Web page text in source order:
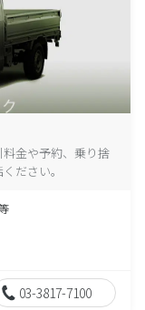
金や予約、乗り捨
ださい。
03-3817-7100